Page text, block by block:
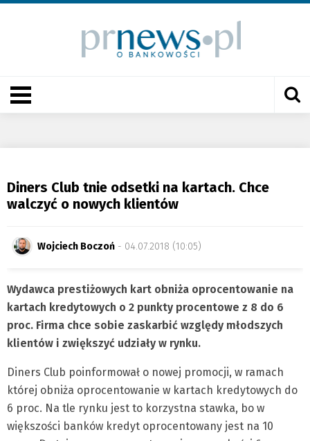
Diners Club tnie odsetki na kartach. Chce
walczyć o nowych klientów
Wojciech Boczoń - 04.07.2018 (10:05)
Wydawca prestiżowych kart obniża oprocentowanie na
kartach kredytowych o 2 punkty procentowe z 8 do 6
proc. Firma chce sobie zaskarbić względy młodszych
klientów i zwiększyć udziały w rynku.
Diners Club poinformował o nowej promocji, w ramach
której obniża oprocentowanie w kartach kredytowych do
6 proc. Na tle rynku jest to korzystna stawka, bo w
większości banków kredyt oprocentowany jest na 10